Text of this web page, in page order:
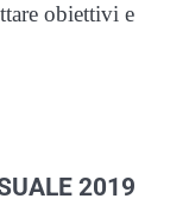
obiettivi e
2019